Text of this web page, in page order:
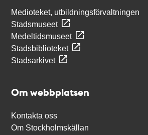
Medioteket, utbildningsförvaltningen
Stadsmuseet
Medeltidsmuseet
Stadsbiblioteket
Stadsarkivet
Om webbplatsen
Kontakta oss
Om Stockholmskällan